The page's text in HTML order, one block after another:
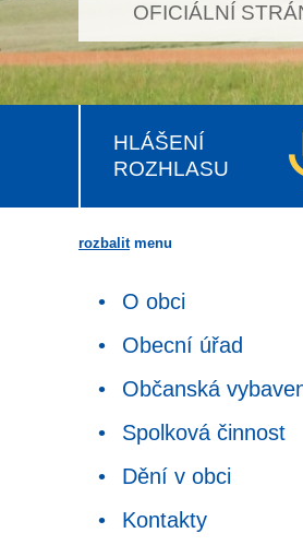
OFICIÁLNÍ
HLÁŠENÍ
ROZHLASU
rozbalitmenu
O obci
Obecní úřad
Občanská
Spolková činnost
Dění v obci
Kontakty